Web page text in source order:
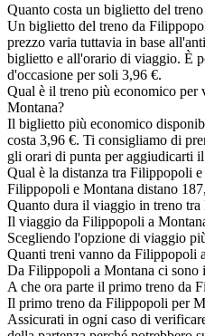
Quanto costa un biglietto del
Un biglietto del treno da
prezzo varia tuttavia in base
biglietto e all'orario di viaggio. È
d'occasione per soli 3,96 €.
Qual è il treno più economico per
Montana?
Il biglietto più economico
costa 3,96 €. Ti consigliamo di
gli orari di punta per aggiudicarti
Qual è la distanza tra Filippopoli
Filippopoli e Montana distano
Quanto dura il viaggio in treno
Il viaggio da Filippopoli a
Scegliendo l'opzione di viaggio
Quanti treni vanno da Filippopoli
Da Filippopoli a Montana ci sono
A che ora parte il primo treno da
Il primo treno da Filippopoli per
Assicurati in ogni caso di